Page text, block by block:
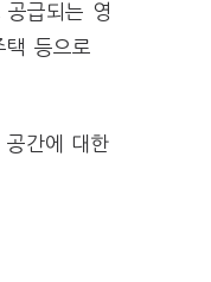
급되는 영
택 등으로
간에 대한